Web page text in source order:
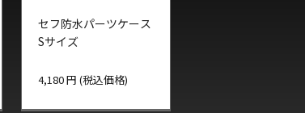
セフ防水パーツケース
Sサイズ
4,180 円 (税込価格)